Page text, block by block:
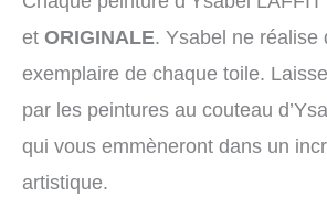
et ORIGINALE. Ysabel ne réalise
exemplaire de chaque toile.
par les peintures au couteau
qui vous emmèneront dans un
artistique.